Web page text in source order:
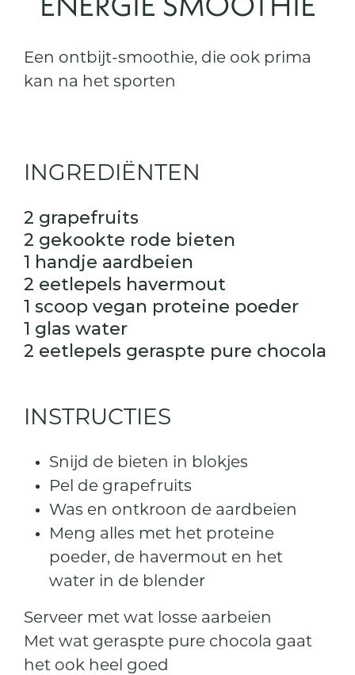
Een ontbijt-smoothie, die ook prima
kan na het sporten
INGREDIËNTEN
2 grapefruits
2 gekookte rode bieten
1 handje aardbeien
2 eetlepels havermout
1 scoop vegan proteine poeder
1 glas water
2 eetlepels geraspte pure chocola
INSTRUCTIES
Snijd de bieten in blokjes
Pel de grapefruits
Was en ontkroon de aardbeien
Meng alles met het proteine
poeder, de havermout en het
water in de blender
Serveer met wat losse aarbeien
Met wat geraspte pure chocola gaat
het ook heel goed